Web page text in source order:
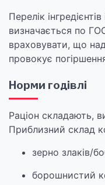
Перелік
визначається по
враховувати, що
провокує
Норми годівлі
Раціон складають,
Приблизний склад
зерно злаків/
борошнистий